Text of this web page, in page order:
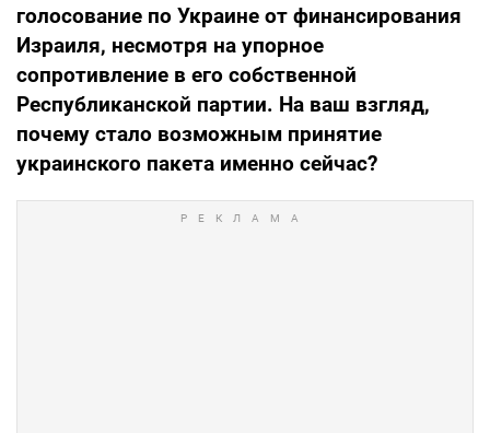
голосование по Украине от финансирования
Израиля, несмотря на упорное
сопротивление в его собственной
Республиканской партии. На ваш взгляд,
почему стало возможным принятие
украинского пакета именно сейчас?